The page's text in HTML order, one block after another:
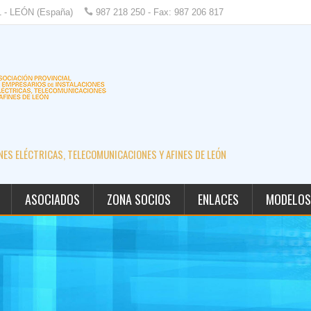
- LEÓN (España) 987 218 250 - Fax: 987 206 817
ELÉCTRICAS, TELECOMUNICACIONES Y AFINES DE LEÓN
ASOCIADOS ZONA SOCIOS ENLACES MODELOS